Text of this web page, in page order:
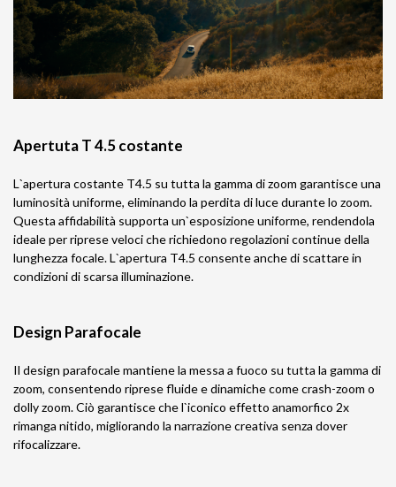
Apertuta T 4.5 costante
L`apertura costante T4.5 su tutta la gamma di zoom garantisce una
luminosità uniforme, eliminando la perdita di luce durante lo zoom.
Questa affidabilità supporta un`esposizione uniforme, rendendola
ideale per riprese veloci che richiedono regolazioni continue della
lunghezza focale. L`apertura T4.5 consente anche di scattare in
condizioni di scarsa illuminazione.
Design Parafocale
Il design parafocale mantiene la messa a fuoco su tutta la gamma di
zoom, consentendo riprese fluide e dinamiche come crash-zoom o
dolly zoom. Ciò garantisce che l`iconico effetto anamorfico 2x
rimanga nitido, migliorando la narrazione creativa senza dover
rifocalizzare.